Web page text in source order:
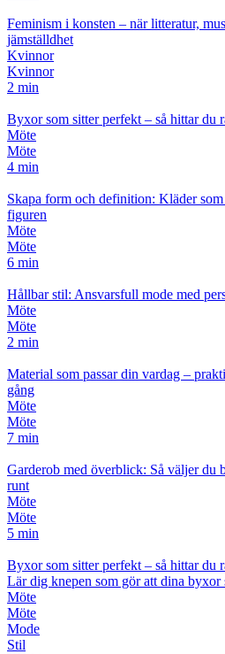
Feminism i konsten – när litteratur,
jämställdhet
Kvinnor
Kvinnor
2 min
Byxor som sitter perfekt – så hittar du
Möte
Möte
4 min
Skapa form och definition: Kläder
figuren
Möte
Möte
6 min
Hållbar stil: Ansvarsfull mode med
Möte
Möte
2 min
Material som passar din vardag –
gång
Möte
Möte
7 min
Garderob med överblick: Så väljer du
runt
Möte
Möte
5 min
Byxor som sitter perfekt – så hittar du
Lär dig knepen som gör att dina byxor
Möte
Möte
Mode
Stil